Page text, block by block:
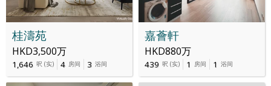
桂濤苑
HKD3,500万
1,646 呎 (实) 4 房间 3 浴间
嘉薈軒
HKD880万
439 呎 (实) 1 房间 1 浴间